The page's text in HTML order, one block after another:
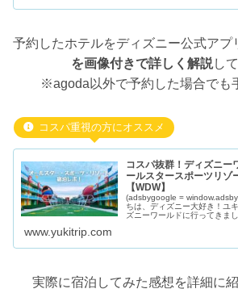
予約したホテルをディズニー公式アプ
を画像付きで詳しく解説し
※agoda以外で予約した場合でも
コスパ重視の方にオススメ
コスパ抜群！ディズニー
ールスタースポーツリゾ
【WDW】
(adsbygoogle =
ちは、ディズニー大好き！ユ
ズニーワールドに行ってきま
www.yukitrip.com
実際に宿泊してみた感想を詳細に